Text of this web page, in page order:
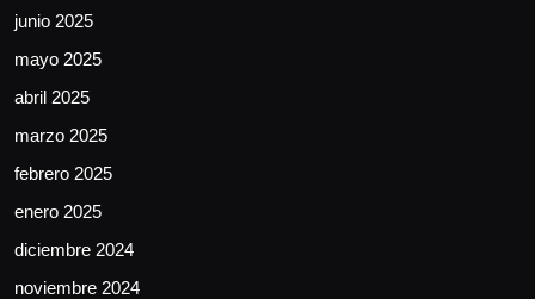
junio 2025
mayo 2025
abril 2025
marzo 2025
febrero 2025
enero 2025
diciembre 2024
noviembre 2024